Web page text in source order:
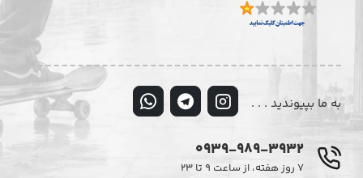
به ما بپیوندید . . .
0939-989-3932
۷ روز هفته، از ساعت ۹ تا ۲۳